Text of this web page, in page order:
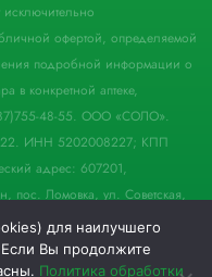
исключительно
офертой, определяемой
подробной информации о
в конкретной аптеке,
48-55. ООО «СОЛО».
ИНН 5202008227; КПП
адрес: 607201,
пос. Ломовка, ул. Советская,
защищены.
для наилучшего
Если Вы продолжите
Политика обработки